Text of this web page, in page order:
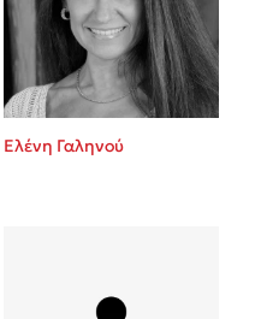
τους
Ελένη Γαληνού